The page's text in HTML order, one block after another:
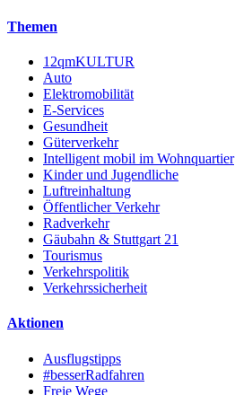
Themen
12qmKULTUR
Auto
Elektromobilität
E-Services
Gesundheit
Güterverkehr
Intelligent mobil im Wohnquartier
Kinder und Jugendliche
Luftreinhaltung
Öffentlicher Verkehr
Radverkehr
Gäubahn & Stuttgart 21
Tourismus
Verkehrspolitik
Verkehrssicherheit
Aktionen
Ausflugstipps
#besserRadfahren
Freie Wege